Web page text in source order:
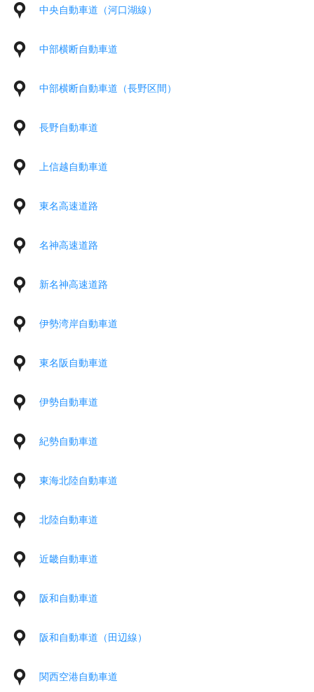
中央自動車道（河口湖線）
中部横断自動車道
中部横断自動車道（長野区間）
長野自動車道
上信越自動車道
東名高速道路
名神高速道路
新名神高速道路
伊勢湾岸自動車道
東名阪自動車道
伊勢自動車道
紀勢自動車道
東海北陸自動車道
北陸自動車道
近畿自動車道
阪和自動車道
阪和自動車道（田辺線）
関西空港自動車道